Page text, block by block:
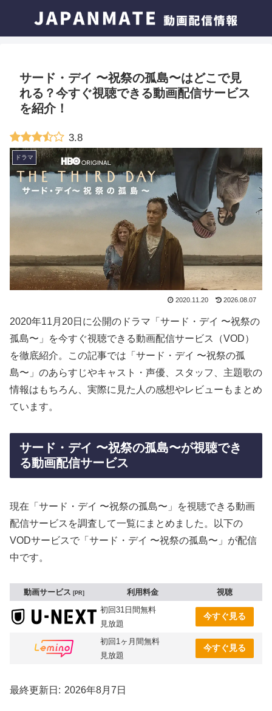
サード・デイ 〜祝祭の孤島〜はどこで見
れる？今すぐ視聴できる動画配信サービス
を紹介！
3.8
ドラマ
2020.11.20 2026.08.07
2020年11月20日に公開のドラマ「サード・デイ 〜祝祭の
孤島〜」を今すぐ視聴できる動画配信サービス（VOD）
を徹底紹介。この記事では「サード・デイ 〜祝祭の孤
島〜」のあらすじやキャスト・声優、スタッフ、主題歌の
情報はもちろん、実際に見た人の感想やレビューもまとめ
ています。
サード・デイ 〜祝祭の孤島〜が視聴でき
る動画配信サービス
現在「サード・デイ 〜祝祭の孤島〜」を視聴できる動画
配信サービスを調査して一覧にまとめました。以下の
VODサービスで「サード・デイ 〜祝祭の孤島〜」が配信
中です。
動画サービス PR 利用料金
視聴
初回31日間無料
見放題
今すぐ見る
初回1ヶ月間無料
見放題
今すぐ見る
最終更新日 2026年8月7日